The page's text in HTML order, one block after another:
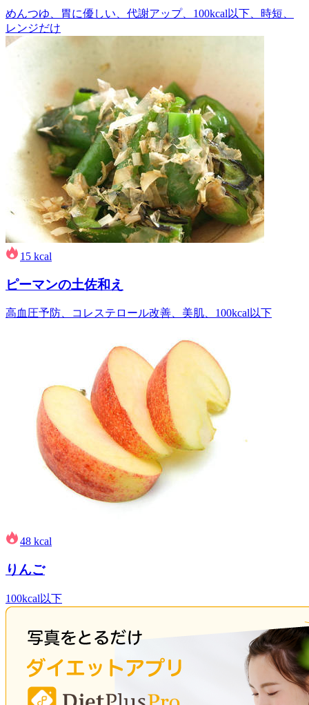
めんつゆ、胃に優しい、代謝アップ、100kcal以下、時短、
レンジだけ
15 kcal
ピーマンの土佐和え
高血圧予防、コレステロール改善、美肌、100kcal以下
48 kcal
りんご
100kcal以下